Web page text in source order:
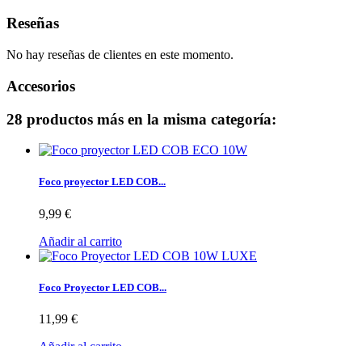
Reseñas
No hay reseñas de clientes en este momento.
Accesorios
28 productos más en la misma categoría:
Foco proyector LED COB...
9,99 €
Añadir al carrito
Foco Proyector LED COB...
11,99 €